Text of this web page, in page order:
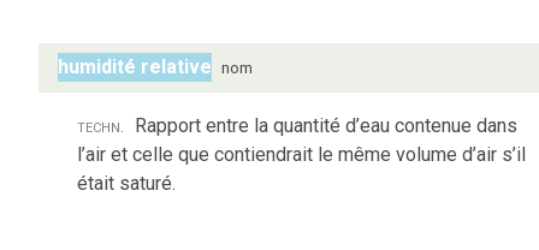
humidité relative nom
techn. Rapport entre la quantité d’eau contenue dans
l’air et celle que contiendrait le même volume d’air s’il
était saturé.